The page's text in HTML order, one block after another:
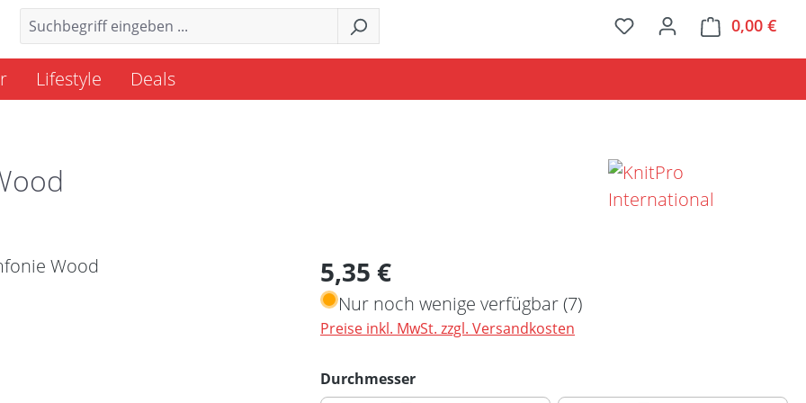
0,00 €
Lifestyle Deals
Regulärer Preis:
5,35 €
Nur noch wenige verfügbar (7)
Preise inkl. MwSt. zzgl. Versandkosten
Durchmesserauswählen